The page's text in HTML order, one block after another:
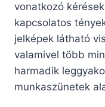
vonatkozó
kapcsolatos
jelképek látható
valamivel több
harmadik
munkaszünetek